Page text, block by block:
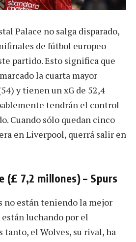
Palace no salga disparado,
de fútbol europeo
partido. Esto significa que
la cuarta mayor
y tienen un xG de 52,4
tendrán el control
Cuando sólo quedan cinco
en Liverpool, querrá salir en
(£ 7,2 millones) – Spurs
no están teniendo la mejor
luchando por el
tanto, el Wolves, su rival, ha